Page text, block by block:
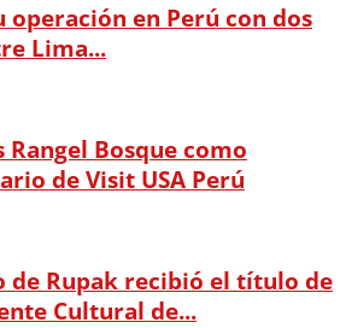
en Perú con dos
Lima...
Bosque como
de Visit USA Perú
de Rupak recibió el título de
Cultural de...